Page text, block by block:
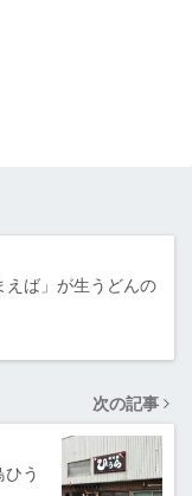
えば」が生うどんの
次の記事
う